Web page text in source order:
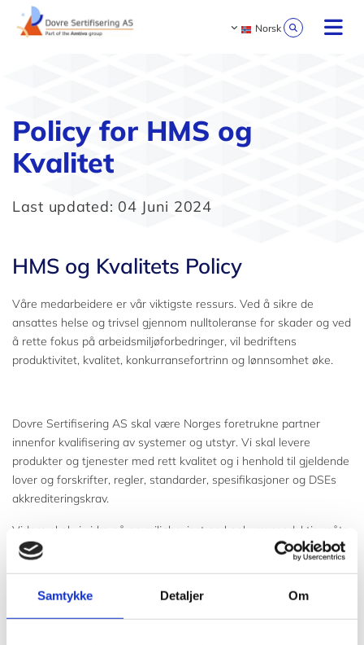
Samtykke Detaljer Om
Norsk
Policy for HMS og
Kvalitet
Last updated: 04 Juni 2024
HMS og Kvalitets Policy
Våre medarbeidere er vår viktigste ressurs. Ved å sikre de
ansattes helse og trivsel gjennom nulltoleranse for skader og ved
å rette fokus på arbeidsmiljøforbedringer, vil bedriftens
produktivitet, kvalitet, konkurransefortrinn og lønnsomhet øke.
Dovre Sertifisering AS skal være Norges foretrukne partner
innenfor kvalifisering av systemer og utstyr. Vi skal levere
produkter og tjenester med rett kvalitet og i henhold til gjeldende
lover og forskrifter, regler, standarder, spesifikasjoner og DSEs
akkrediteringskrav.
Videre skal vi virke på en miljøbevisst og konkurransedyktig måte
som imøtekommer våre kunders behov, krav og forventninger. Vi
kontinuerlig med å bli bedre og å forebygge forurensning fra vår
egen virksomhet og tjenestene vi leverer. Tjenestene vi leverer